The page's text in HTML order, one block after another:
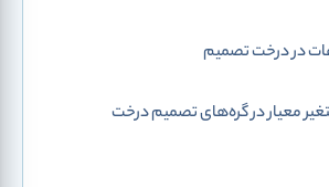
در درخت تصمیم
معیار در گره‌های تصمیم درخت